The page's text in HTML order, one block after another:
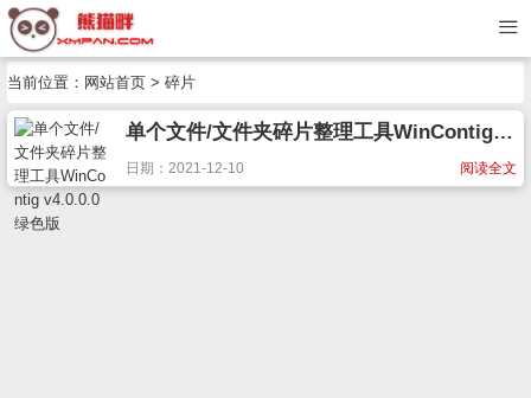
当前位置： 网站首页 > 碎片
单个文件/文件夹碎片整理工具WinContig v4.0.0.0 绿色版
阅读全文
日期：2021-12-10